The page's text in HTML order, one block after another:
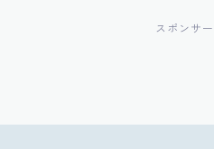
スポンサ